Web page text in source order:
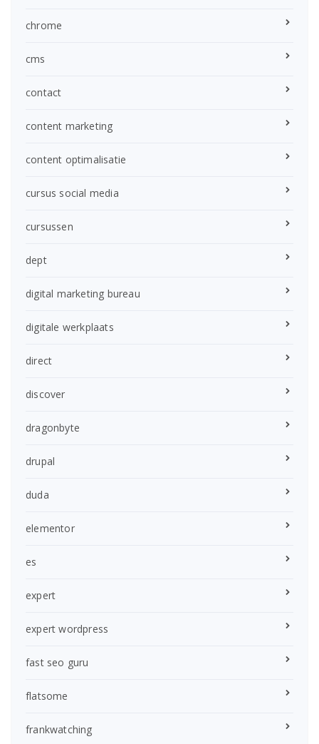
chrome
cms
contact
content marketing
content optimalisatie
cursus social media
cursussen
dept
digital marketing bureau
digitale werkplaats
direct
discover
dragonbyte
drupal
duda
elementor
es
expert
expert wordpress
fast seo guru
flatsome
frankwatching